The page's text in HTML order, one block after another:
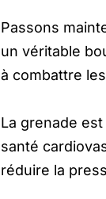
Passons
un véritable
à combattre
La grenade
santé
réduire la